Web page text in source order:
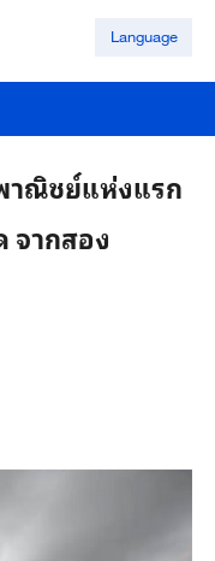
Language
าณิชย์แห่งแรก
จากสอง